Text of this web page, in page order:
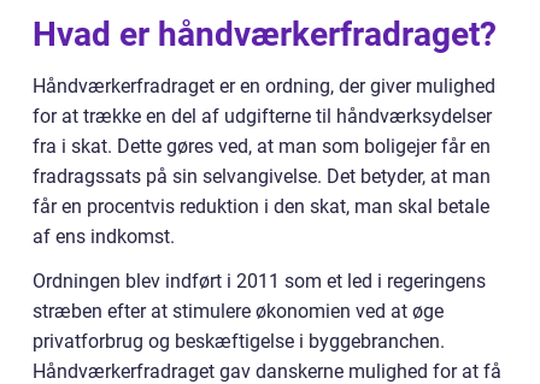
Hvad er håndværkerfradraget?
Håndværkerfradraget er en ordning, der giver mulighed
for at trække en del af udgifterne til håndværksydelser
fra i skat. Dette gøres ved, at man som boligejer får en
fradragssats på sin selvangivelse. Det betyder, at man
får en procentvis reduktion i den skat, man skal betale
af ens indkomst.
Ordningen blev indført i 2011 som et led i regeringens
stræben efter at stimulere økonomien ved at øge
privatforbrug og beskæftigelse i byggebranchen.
Håndværkerfradraget gav danskerne mulighed for at få